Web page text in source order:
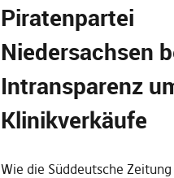
Piratenpartei
Niedersachsen
Intransparenz
Klinikverkäufe
Wie die Süddeutsche